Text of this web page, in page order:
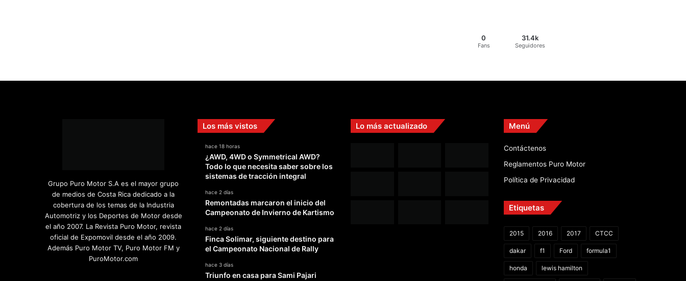
0
Fans
31.4k
Seguidores
Grupo Puro Motor S.A es el mayor grupo
de medios de Costa Rica dedicado a la
cobertura de los temas de la Industria
Automotriz y los Deportes de Motor desde
el año 2007. La Revista Puro Motor, revista
oficial de Expomovil desde el año 2009.
Además Puro Motor TV, Puro Motor FM y
PuroMotor.com
Los más vistos
hace 18 horas
¿AWD, 4WD o Symmetrical AWD?
Todo lo que necesita saber sobre los
sistemas de tracción integral
hace 2 días
Remontadas marcaron el inicio del
Campeonato de Invierno de Kartismo
hace 2 días
Finca Solimar, siguiente destino para
el Campeonato Nacional de Rally
hace 3 días
Triunfo en casa para Sami Pajari
Lo más actualizado Menú
Contáctenos
Reglamentos Puro Motor
Política de Privacidad
Etiquetas
2015 2016 2017 CTCC
dakar f1 Ford formula1
honda lewis hamilton